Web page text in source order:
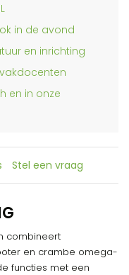
in de avond
en inrichting
en in onze
Stel een vraag
combineert
en crambe omega-
functies met een